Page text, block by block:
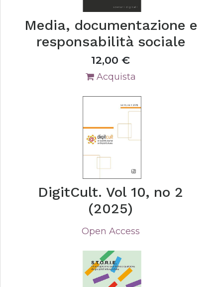
Media, documentazione e
responsabilità sociale
12,00 €
Acquista
DigitCult. Vol 10, no 2
(2025)
Open Access